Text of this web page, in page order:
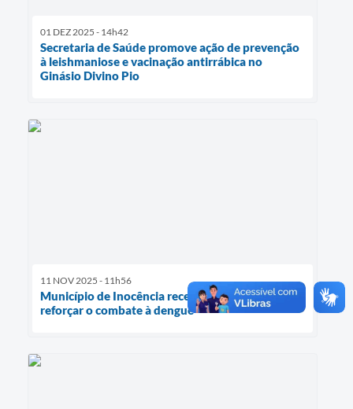
01 DEZ 2025 - 14h42
Secretaria de Saúde promove ação de prevenção
à leishmaniose e vacinação antirrábica no
Ginásio Divino Pio
11 NOV 2025 - 11h56
Município de Inocência recebe LECO para
reforçar o combate à dengue